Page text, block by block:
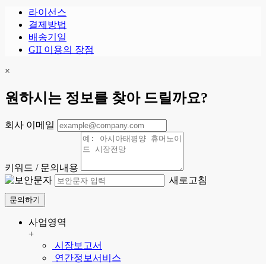
라이선스
결제방법
배송기일
GII 이용의 장점
×
원하시는 정보를 찾아 드릴까요?
회사 이메일
키워드 / 문의내용
새로고침
문의하기
사업영역
+
시장보고서
연간정보서비스